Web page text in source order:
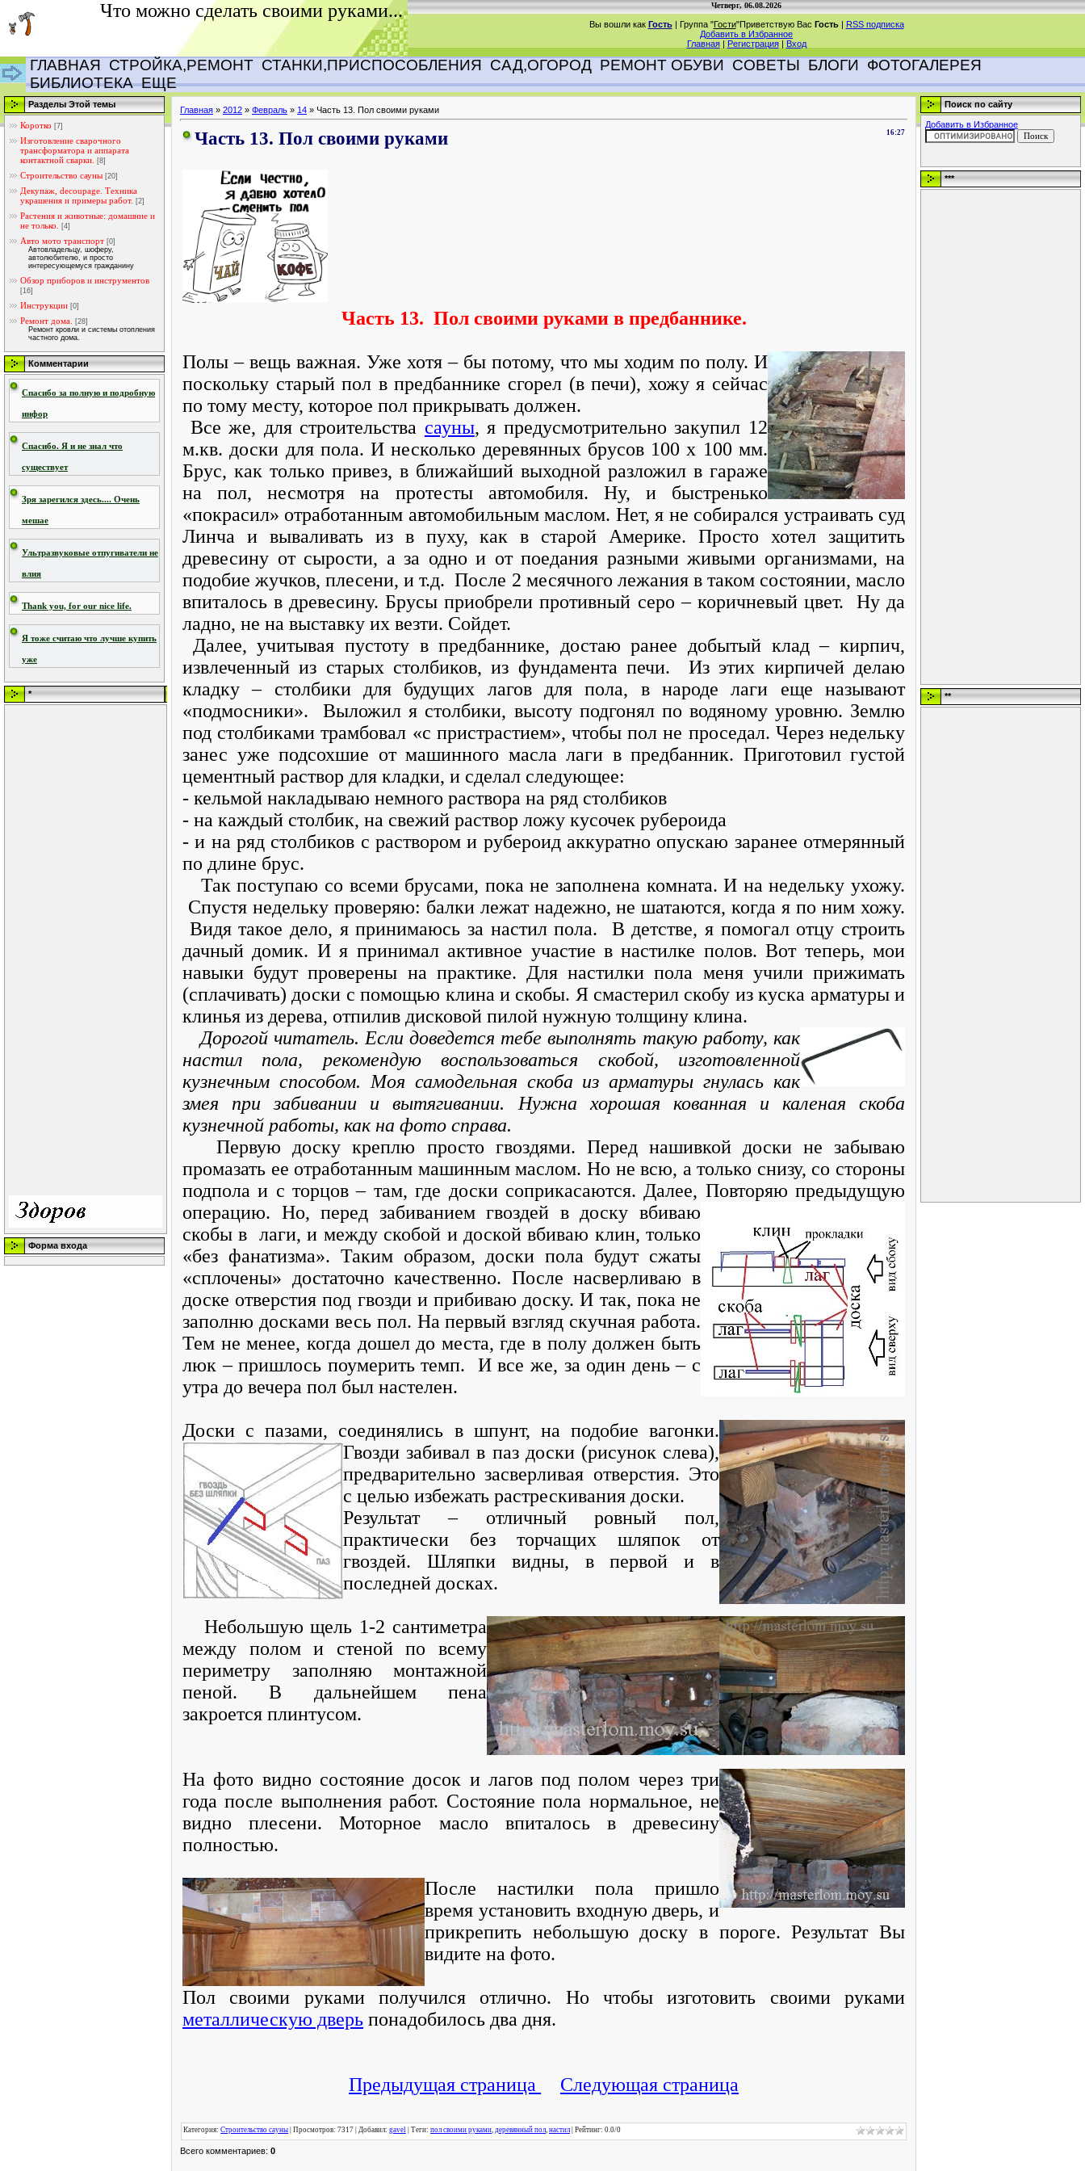
Что можно сделать своими руками... Четверг, 06.08.2026
Вы вошли как Гость| Группа"Гости"Приветствую Вас Гость | RSS подписка
Добавить в Избранное
Главная| Регистрация| Вход
ГЛАВНАЯ СТРОЙКА,РЕМОНТ СТАНКИ,ПРИСПОСОБЛЕНИЯ САД,ОГОРОД РЕМОНТ ОБУВИ СОВЕТЫ БЛОГИ
ФОТОГАЛЕРЕЯ
БИБЛИОТЕКА ЕЩЕ
Разделы Этой темы
Коротко [7]
Изготовление сварочного
трансформатора и аппарата
контактной сварки.
[8]
Строительство сауны [20]
Декупаж, decoupage. Техника
украшения и примеры работ. [2]
Растения и животные: домашние и
не только.
[4]
Авто мото транспорт [0]
Автовладельцу, шоферу,
автолюбителю, и просто
интересующемуся гражданину
Обзор приборов и инструментов
[16]
Инструкции [0]
Ремонт дома.
[28]
Ремонт кровли и системы отопления
частного дома.
Комментарии
Спасибо за полную и подробную
инфор
Спасибо. Я и не знал что
существует
Зря зарегился здесь.... Очень
мешае
Ультразвуковые отпугиватели не
влия
Thank you, for our nice life.
Я тоже считаю что лучше купить
уже
*
Форма входа
Главная » 2012 » Февраль » 14 » Часть 13. Пол своими руками
16:27
Часть 13. Пол своими руками
Часть 13. Пол своими руками в предбаннике.
Полы – вещь важная. Уже хотя – бы потому, что мы ходим по полу. И
поскольку старый пол в предбаннике сгорел (в печи), хожу я сейчас
по тому месту, которое пол прикрывать должен.
Все же, для строительства сауны, я предусмотрительно закупил 12
м.кв. доски для пола. И несколько деревянных брусов 100 х 100 мм.
Брус, как только привез, в ближайший выходной разложил в гараже
на пол, несмотря на протесты автомобиля. Ну, и быстренько
«покрасил» отработанным автомобильным маслом. Нет, я не собирался устраивать суд
Линча и вываливать из в пуху, как в старой Америке. Просто хотел защитить
древесину от сырости, а за одно и от поедания разными живыми организмами, на
подобие жучков, плесени, и т.д. После 2 месячного лежания в таком состоянии, масло
впиталось в древесину. Брусы приобрели противный серо – коричневый цвет. Ну да
ладно, не на выставку их везти. Сойдет.
Далее, учитывая пустоту в предбаннике, достаю ранее добытый клад – кирпич,
извлеченный из старых столбиков, из фундамента печи. Из этих кирпичей делаю
кладку – столбики для будущих лагов для пола, в народе лаги еще называют
«подмосники». Выложил я столбики, высоту подгонял по водяному уровню. Землю
под столбиками трамбовал «с пристрастием», чтобы пол не проседал. Через недельку
занес уже подсохшие от машинного масла лаги в предбанник. Приготовил густой
цементный раствор для кладки, и сделал следующее:
- кельмой накладываю немного раствора на ряд столбиков
- на каждый столбик, на свежий раствор ложу кусочек рубероида
- и на ряд столбиков с раствором и рубероид аккуратно опускаю заранее отмерянный
по длине брус.
Так поступаю со всеми брусами, пока не заполнена комната. И на недельку ухожу.
Спустя недельку проверяю: балки лежат надежно, не шатаются, когда я по ним хожу.
Видя такое дело, я принимаюсь за настил пола. В детстве, я помогал отцу строить
дачный домик. И я принимал активное участие в настилке полов. Вот теперь, мои
навыки будут проверены на практике. Для настилки пола меня учили прижимать
(сплачивать) доски с помощью клина и скобы. Я смастерил скобу из куска арматуры и
клинья из дерева, отпилив дисковой пилой нужную толщину клина.
Дорогой читатель. Если доведется тебе выполнять такую работу, как
настил пола, рекомендую воспользоваться скобой, изготовленной
кузнечным способом. Моя самодельная скоба из арматуры гнулась как
змея при забивании и вытягивании. Нужна хорошая кованная и каленая скоба
кузнечной работы, как на фото справа.
Первую доску креплю просто гвоздями. Перед нашивкой доски не забываю
промазать ее отработанным машинным маслом. Но не всю, а только снизу, со стороны
подпола и с торцов – там, где доски соприкасаются. Далее, Повторяю предыдущую
операцию. Но, перед забиванием гвоздей в доску вбиваю
скобы в лаги, и между скобой и доской вбиваю клин, только
«без фанатизма». Таким образом, доски пола будут сжаты
«сплочены» достаточно качественно. После насверливаю в
доске отверстия под гвозди и прибиваю доску. И так, пока не
заполню досками весь пол. На первый взгляд скучная работа.
Тем не менее, когда дошел до места, где в полу должен быть
люк – пришлось поумерить темп. И все же, за один день – с
утра до вечера пол был настелен.
Доски с пазами, соединялись в шпунт, на подобие вагонки.
Гвозди забивал в паз доски (рисунок слева),
предварительно засверливая отверстия. Это
с целью избежать растрескивания доски.
Результат – отличный ровный пол,
практически без торчащих шляпок от
гвоздей. Шляпки видны, в первой и в
последней досках.
Небольшую щель 1-2 сантиметра
между полом и стеной по всему
периметру заполняю монтажной
пеной. В дальнейшем пена
закроется плинтусом.
На фото видно состояние досок и лагов под полом через три
года после выполнения работ. Состояние пола нормальное, не
видно плесени.
Моторное масло впиталось в древесину
полностью.
После настилки пола пришло
время установить входную дверь, и
прикрепить небольшую доску в пороге. Результат Вы
видите на фото.
Пол своими руками получился отлично. Но чтобы изготовить своими руками
металлическую дверь понадобилось два дня.
Предыдущая страница Следующая страница
Категория: Строительство сауны Просмотров: 7317 | Добавил: gavel Теги: пол своими руками деревянный пол, настил| Рейтинг: 0.0/0
Всего комментариев: 0
Поиск по сайту
Добавить в Избранное
***
**